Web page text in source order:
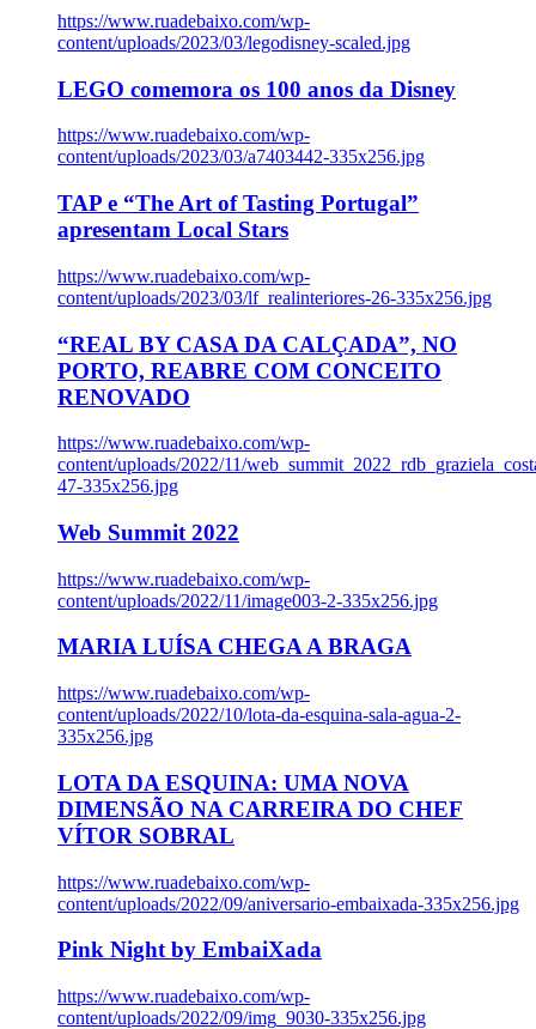
https://www.ruadebaixo.com/wp-
content/uploads/2023/03/legodisney-scaled.jpg
LEGO comemora os 100 anos da Disney
https://www.ruadebaixo.com/wp-
content/uploads/2023/03/a7403442-335x256.jpg
TAP e “The Art of Tasting Portugal”
apresentam Local Stars
https://www.ruadebaixo.com/wp-
content/uploads/2023/03/lf_realinteriores-26-335x256.jpg
“REAL BY CASA DA CALÇADA”, NO
PORTO, REABRE COM CONCEITO
RENOVADO
https://www.ruadebaixo.com/wp-
content/uploads/2022/11/
47-335x256.jpg
Web Summit 2022
https://www.ruadebaixo.com/wp-
content/uploads/2022/11/image003-2-335x256.jpg
MARIA LUÍSA CHEGA A BRAGA
https://www.ruadebaixo.com/wp-
content/uploads/2022/10/lota-da-esquina-sala-agua-2-
335x256.jpg
LOTA DA ESQUINA: UMA NOVA
DIMENSÃO NA CARREIRA DO CHEF
VÍTOR SOBRAL
https://www.ruadebaixo.com/wp-
content/uploads/2022/09/aniversario-embaixada-335x256.jpg
Pink Night by EmbaiXada
https://www.ruadebaixo.com/wp-
content/uploads/2022/09/img_9030-335x256.jpg